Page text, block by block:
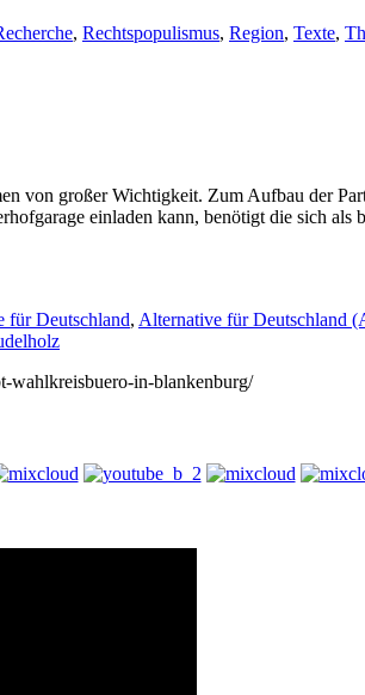
, Rechtspopulismus, Region, Texte,
von großer Wichtigkeit. Zum Aufbau der
einladen kann, benötigt die sich als
für Deutschland, Alternative für Deutschland
wahlkreisbuero-in-blankenburg/